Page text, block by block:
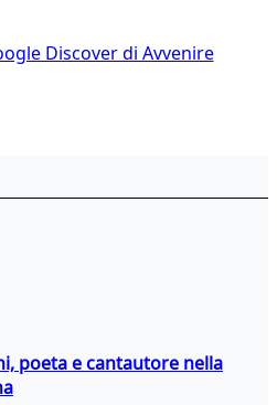
Discover di Avvenire
poeta e cantautore nella